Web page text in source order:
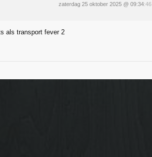
zaterdag 25 oktober 2025 @ 09:34:46
als transport fever 2